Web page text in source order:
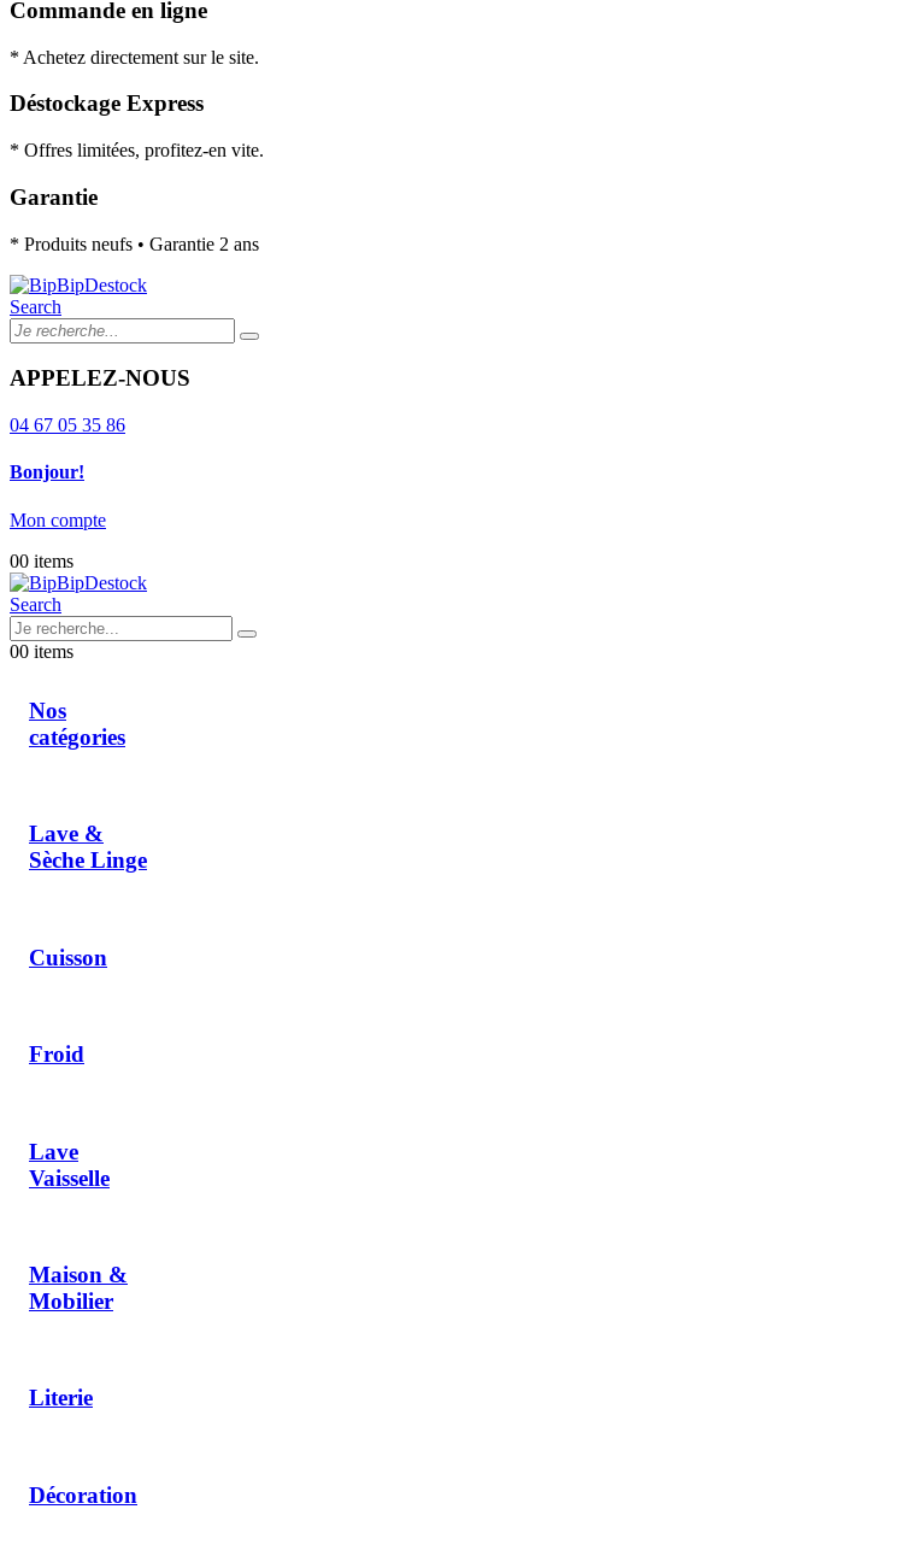
Commande en ligne
* Achetez directement sur le site.
Déstockage Express
* Offres limitées, profitez-en vite.
Garantie
* Produits neufs • Garantie 2 ans
Search
APPELEZ-NOUS
04 67 05 35 86
Bonjour!
Mon compte
00 items
Search
00 items
Nos
catégories
Lave &
Sèche Linge
Cuisson
Froid
Lave
Vaisselle
Maison &
Mobilier
Literie
Décoration